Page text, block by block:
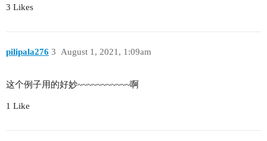
3 Likes
pilipala276 August 1, 2021, 1:09am
3
这个例子用的好妙~~~~~~~~~~~啊
1 Like